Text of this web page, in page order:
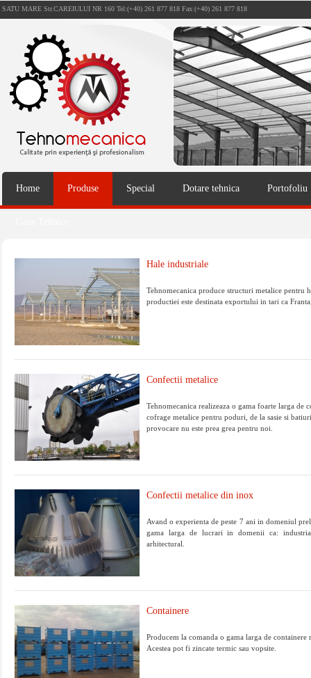
SATU MARE Str.CAREIULUI NR 160 Tel:(+40) 261 877 818 Fax:(+40) 261 877 818
Home Produse Special Dotare tehnica Portofoliu
Hale industriale
Tehnomecanica produce structuri metalice pentru
productiei este destinata exportului in tari ca
Confectii metalice
Tehnomecanica realizeaza o gama foarte larga de
cofrage metalice pentru poduri, de la sasie si
provocare nu este prea grea pentru noi.
Confectii metalice din inox
Avand o experienta de peste 7 ani in domeniul
gama larga de lucrari in domenii ca:
arhitectural.
Containere
Producem la comanda o gama larga de
Acestea pot fi zincate termic sau vopsite.